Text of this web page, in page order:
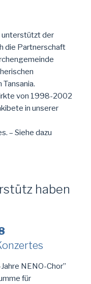
unterstützt der
die Partnerschaft
von 1998-2002
in unserer
– Siehe dazu
haben
NENO-Chor”
für